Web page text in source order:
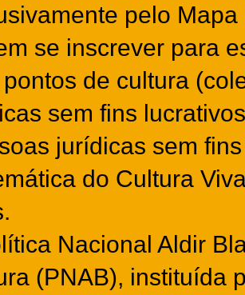
pelo
se inscrever para
de cultura
sem fins
jurídicas sem
do Cultura
Nacional Aldir
(PNAB), instituída